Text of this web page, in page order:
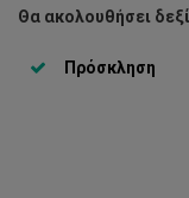
Θα ακολουθήσει
Πρόσκληση
-
Προς